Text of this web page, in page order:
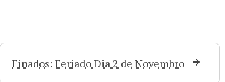
Finados: Feriado Dia 2 de Novembro